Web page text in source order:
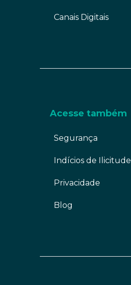
Canais Digitais
Acesse também
Segurança
Indícios de Ilicitude
Privacidade
Blog